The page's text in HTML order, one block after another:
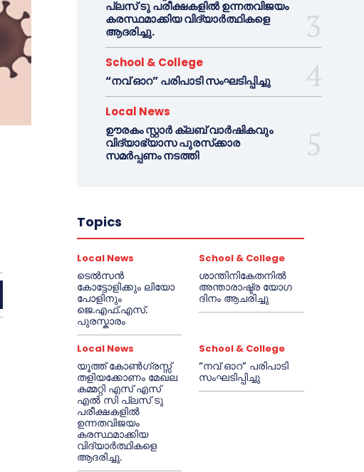
പ്ലസ് ടു പരീക്ഷകളിൽ ഉന്നതവിജയം
കരസ്ഥമാക്കിയ വിദ്യാർത്ഥികളെ
ആദരിച്ചു.
School & College
“നവ് ഓറ” പരിപാടി സംഘടിപ്പിച്ചു
Local News
ഊരകം സ്റ്റാർ ക്ലബ് വാർഷികവും
വിദ്യാഭ്യാസ പുരസ്‌ക്കാര
സമർപ്പണം നടത്തി
Topics
Local News
ടെൽസൻ
കോട്ടോളിക്കും ലിയോ
പോളിനും
ജെ.എഫ്.എസ്.
പുരസ്കാരം
School & College
ശാന്തിനികേതനിൽ
അന്താരാഷ്ട്ര യോഗ
ദിനം ആചരിച്ചു
Local News
യൂത്ത് കോൺഗ്രസ്സ്
തളിയക്കോണം മേഖല
കമ്മറ്റി എസ് എസ്
എൽ സി പ്ലസ് ടു
പരീക്ഷകളിൽ
ഉന്നതവിജയം
കരസ്ഥമാക്കിയ
വിദ്യാർത്ഥികളെ
ആദരിച്ചു.
School & College
“നവ് ഓറ” പരിപാടി
സംഘടിപ്പിച്ചു